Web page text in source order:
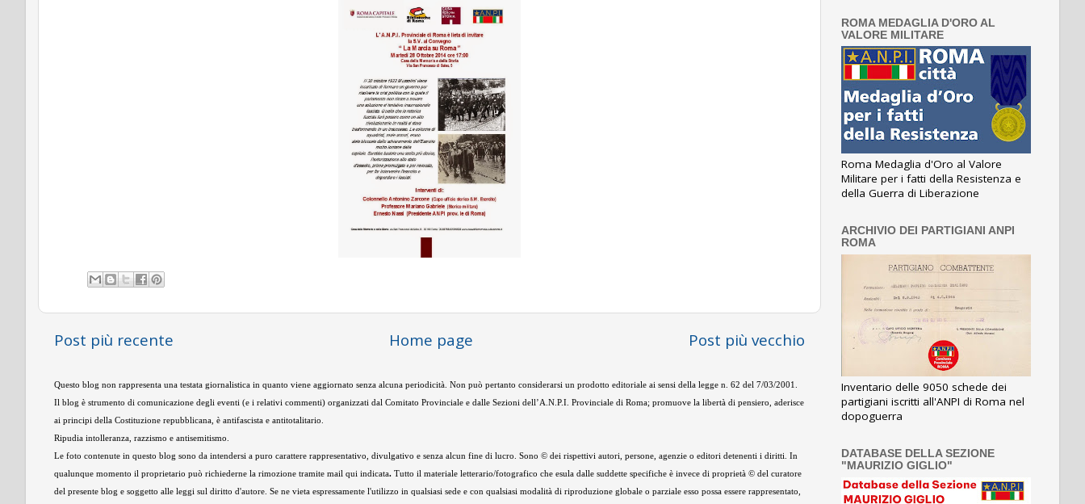
Post più recente Post più vecchio
Home page
Questo blog non rappresenta una testata giornalistica in quanto viene aggiornato senza alcuna periodicità. Non può pertanto considerarsi un prodotto editoriale ai sensi della legge n. 62 del 7/03/2001.
Il blog è strumento di comunicazione degli eventi (e i relativi commenti) organizzati dal Comitato Provinciale e dalle Sezioni dell’A.N.P.I. Provinciale di Roma; promuove la libertà di pensiero, aderisce
ai principi della Costituzione repubblicana, è antifascista e antitotalitario.
Ripudia intolleranza, razzismo e antisemitismo.
Le foto contenute in questo blog sono da intendersi a puro carattere rappresentativo, divulgativo e senza alcun fine di lucro. Sono © dei rispettivi autori, persone, agenzie o editori detenenti i diritti. In
qualunque momento il proprietario può richiederne la rimozione tramite mail qui indicata. Tutto il materiale letterario/fotografico che esula dalle suddette specifiche è invece di proprietà © del curatore
del presente blog e soggetto alle leggi sul diritto d'autore. Se ne vieta espressamente l'utilizzo in qualsiasi sede e con qualsiasi modalità di riproduzione globale o parziale esso possa essere rappresentato,
ROMA MEDAGLIA D'ORO AL
VALORE MILITARE
Roma Medaglia d'Oro al Valore
Militare per i fatti della Resistenza e
della Guerra di Liberazione
ARCHIVIO DEI PARTIGIANI ANPI
ROMA
Inventario delle 9050 schede dei
partigiani iscritti all'ANPI di Roma nel
dopoguerra
DATABASE DELLA SEZIONE
"MAURIZIO GIGLIO"